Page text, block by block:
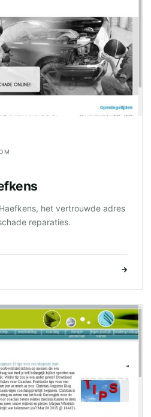
het vertrouwde adres
reparaties.
→